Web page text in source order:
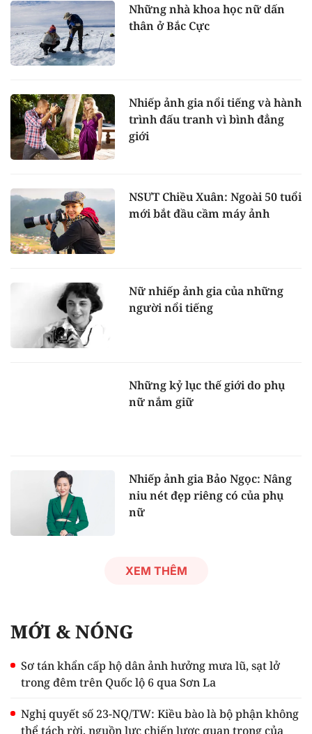
Những nhà khoa học nữ dấn
thân ở Bắc Cực
Nhiếp ảnh gia nổi tiếng và hành
trình đấu tranh vì bình đẳng
giới
NSƯT Chiều Xuân: Ngoài 50 tuổi
mới bắt đầu cầm máy ảnh
Nữ nhiếp ảnh gia của những
người nổi tiếng
Những kỷ lục thế giới do phụ
nữ nắm giữ
Nhiếp ảnh gia Bảo Ngọc: Nâng
niu nét đẹp riêng có của phụ
nữ
XEM THÊM
MỚI & NÓNG
Sơ tán khẩn cấp hộ dân ảnh hưởng mưa lũ, sạt lở
trong đêm trên Quốc lộ 6 qua Sơn La
Nghị quyết số 23-NQ/TW: Kiều bào là bộ phận không
thể tách rời, nguồn lực chiến lược quan trọng của